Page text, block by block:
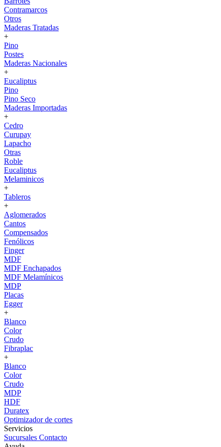
Contramarcos
Otros
Maderas Tratadas
+
Pino
Postes
Maderas Nacionales
+
Eucaliptus
Pino
Pino Seco
Maderas Importadas
+
Cedro
Curupay
Lapacho
Otras
Roble
Eucaliptus
Melaminicos
+
Tableros
+
Aglomerados
Cantos
Compensados
Fenólicos
Finger
MDF
MDF Enchapados
MDF Melamínicos
MDP
Placas
Egger
+
Blanco
Color
Crudo
Fibraplac
+
Blanco
Color
Crudo
MDP
HDF
Duratex
Optimizador de cortes
Servicios
Sucursales Contacto